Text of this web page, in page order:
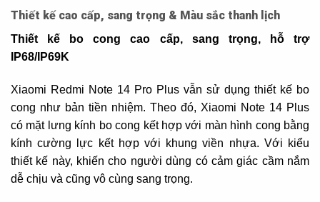
Thiết kế cao cấp, sang trọng & Màu sắc thanh lịch
Thiết kế bo cong cao cấp, sang trọng, hỗ trợ
IP68/IP69K
Xiaomi Redmi Note 14 Pro Plus vẫn sử dụng thiết kế bo
cong như bản tiền nhiệm. Theo đó, Xiaomi Note 14 Plus
có mặt lưng kính bo cong kết hợp với màn hình cong bằng
kính cường lực kết hợp với khung viền nhựa. Với kiểu
thiết kế này, khiến cho người dùng có cảm giác cầm nắm
dễ chịu và cũng vô cùng sang trọng.